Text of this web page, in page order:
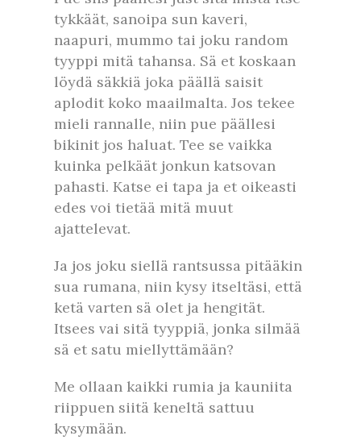
tykkäät, sanoipa sun kaveri,
naapuri, mummo tai joku random
tyyppi mitä tahansa. Sä et koskaan
löydä säkkiä joka päällä saisit
aplodit koko maailmalta. Jos tekee
mieli rannalle, niin pue päällesi
bikinit jos haluat. Tee se vaikka
kuinka pelkäät jonkun katsovan
pahasti. Katse ei tapa ja et oikeasti
edes voi tietää mitä muut
ajattelevat.
Ja jos joku siellä rantsussa pitääkin
sua rumana, niin kysy itseltäsi, että
ketä varten sä olet ja hengität.
Itsees vai sitä tyyppiä, jonka silmää
sä et satu miellyttämään?
Me ollaan kaikki rumia ja kauniita
riippuen siitä keneltä sattuu
kysymään.